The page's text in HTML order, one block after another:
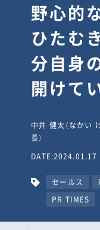
逆境で
スを変
り、期
輔塾・前
山田真輔（やまだ
長）
DATE:2023.09.08
カルチャー